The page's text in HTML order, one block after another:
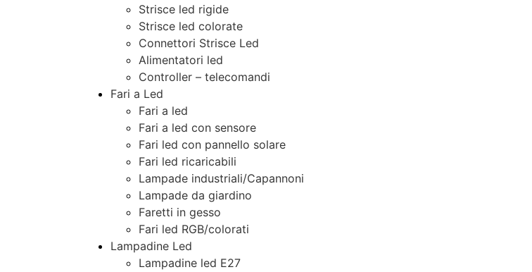
Strisce led rigide
Strisce led colorate
Connettori Strisce Led
Alimentatori led
Controller – telecomandi
Fari a Led
Fari a led
Fari a led con sensore
Fari led con pannello solare
Fari led ricaricabili
Lampade industriali/Capannoni
Lampade da giardino
Faretti in gesso
Fari led RGB/colorati
Lampadine Led
Lampadine led E27